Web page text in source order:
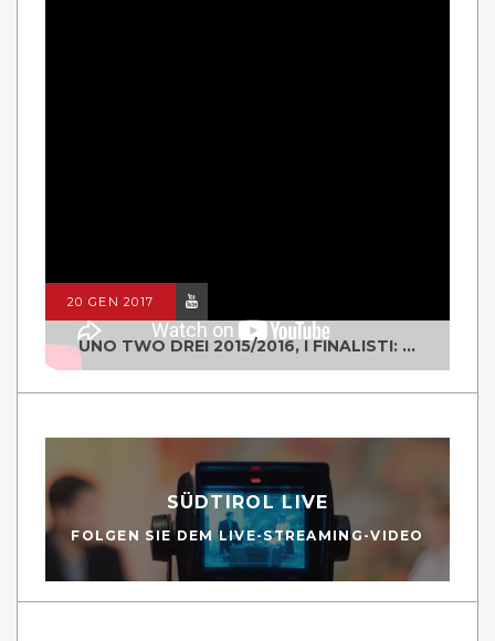
20 GEN 2017
UNO TWO DREI 2015/2016, I FINALISTI: CLASSE IV ALS ISTITUTO "DEGASPERI" BORGO VALSUGANA
SÜDTIROL LIVE
FOLGEN SIE DEM LIVE-STREAMING-VIDEO